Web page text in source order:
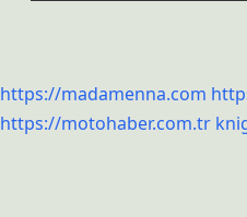
https://madamenna.com
https://motohaber.com.tr